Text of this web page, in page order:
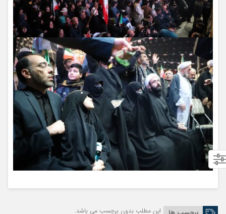
این مطلب بدون برچسب می باشد.